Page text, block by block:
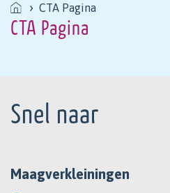
CTA Pagina
CTA Pagina
Snel naar
Maagverkleiningen